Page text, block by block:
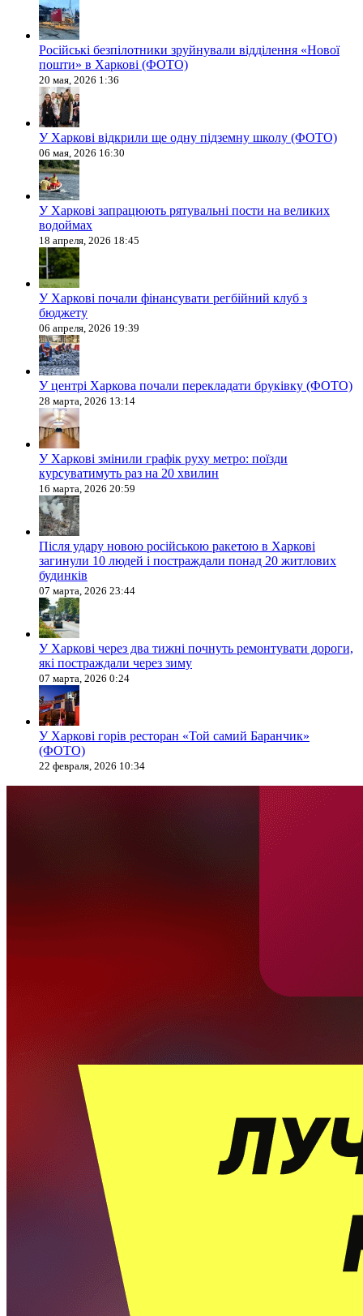
Російські безпілотники зруйнували відділення «Нової
пошти» в Харкові (ФОТО)
20 мая, 2026 1:36
У Харкові відкрили ще одну підземну школу (ФОТО)
06 мая, 2026 16:30
У Харкові запрацюють рятувальні пости на великих
водоймах
18 апреля, 2026 18:45
У Харкові почали фінансувати регбійний клуб з
бюджету
06 апреля, 2026 19:39
У центрі Харкова почали перекладати бруківку (ФОТО)
28 марта, 2026 13:14
У Харкові змінили графік руху метро: поїзди
курсуватимуть раз на 20 хвилин
16 марта, 2026 20:59
Після удару новою російською ракетою в Харкові
загинули 10 людей і постраждали понад 20 житлових
будинків
07 марта, 2026 23:44
У Харкові через два тижні почнуть ремонтувати дороги,
які постраждали через зиму
07 марта, 2026 0:24
У Харкові горів ресторан «Той самий Баранчик»
(ФОТО)
22 февраля, 2026 10:34